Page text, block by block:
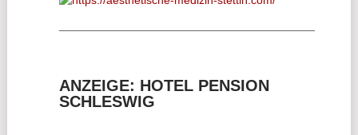
ANZEIGE: HOTEL PENSION
SCHLESWIG